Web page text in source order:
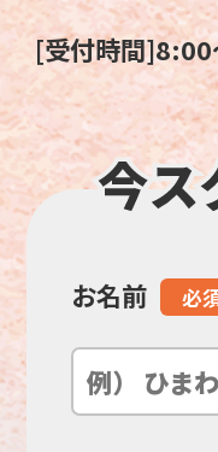
[受付時間]8:00
こ
の
フ
お名前 必